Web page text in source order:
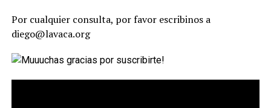
Por cualquier consulta, por favor escribinos a
diego@lavaca.org